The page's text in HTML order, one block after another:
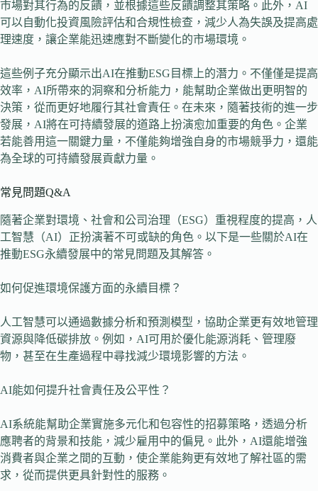
市場對其行為的反饋，並根據這些反饋調整其策略。此外，AI
可以自動化投資風險評估和合規性檢查，減少人為失誤及提高處
理速度，讓企業能迅速應對不斷變化的市場環境。
這些例子充分顯示出AI在推動ESG目標上的潛力。不僅僅是提高
效率，AI所帶來的洞察和分析能力，能幫助企業做出更明智的
決策，從而更好地履行其社會責任。在未來，隨著技術的進一步
發展，AI將在可持續發展的道路上扮演愈加重要的角色。企業
若能善用這一關鍵力量，不僅能夠增強自身的市場競爭力，還能
為全球的可持續發展貢獻力量。
常見問題Q&A
隨著企業對環境、社會和公司治理（ESG）重視程度的提高，人
工智慧（AI）正扮演著不可或缺的角色。以下是一些關於AI在
推動ESG永續發展中的常見問題及其解答。
如何促進環境保護方面的永續目標？
人工智慧可以通過數據分析和預測模型，協助企業更有效地管理
資源與降低碳排放。例如，AI可用於優化能源消耗、管理廢
物，甚至在生產過程中尋找減少環境影響的方法。
AI能如何提升社會責任及公平性？
AI系統能幫助企業實施多元化和包容性的招募策略，透過分析
應聘者的背景和技能，減少雇用中的偏見。此外，AI還能增強
消費者與企業之間的互動，使企業能夠更有效地了解社區的需
求，從而提供更具針對性的服務。